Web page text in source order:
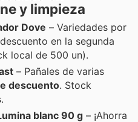
y limpieza
Dove – Variedades por
en la segunda
local de 500 un).
– Pañales de varias
descuento. Stock
blanc 90 g – ¡Ahorra